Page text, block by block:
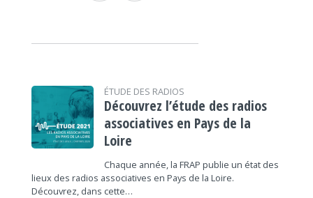
ÉTUDE DES RADIOS
Découvrez l’étude des radios
associatives en Pays de la
Loire
Chaque année, la FRAP publie un état des
lieux des radios associatives en Pays de la Loire.
Découvrez, dans cette…